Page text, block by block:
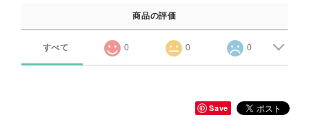
商品の評価
すべて 0 0 0
Save